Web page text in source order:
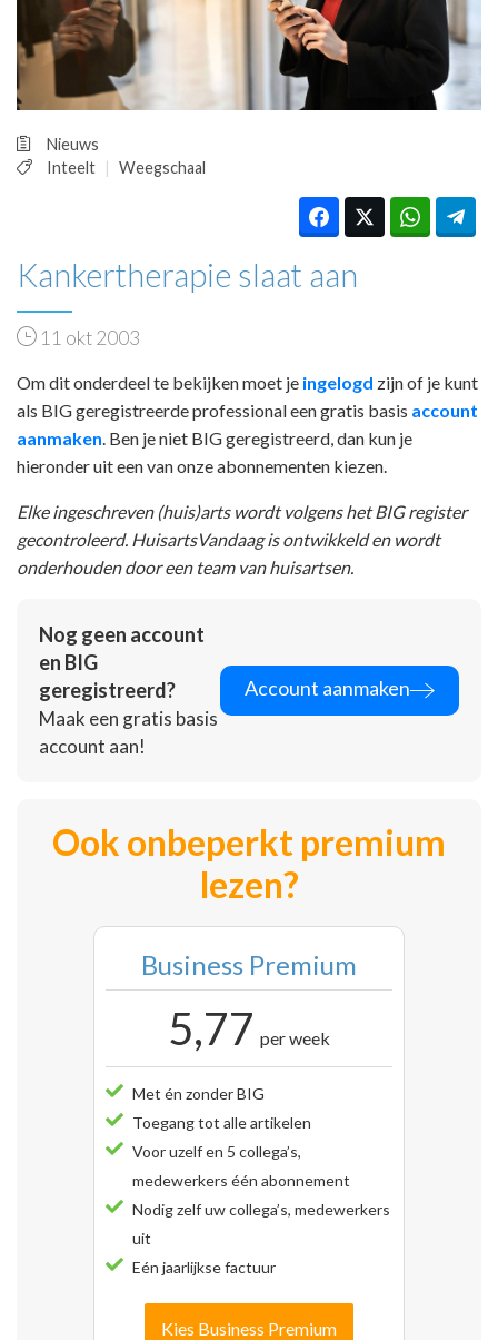
PRAKTIJKZAKEN
TARIEVEN
VPHUISARTSEN
INLOGGEN
Nieuws
Inteelt
Weegschaal
Kankertherapie slaat aan
11 okt 2003
Om dit onderdeel te bekijken moet je ingelogd zijn of je kunt
als BIG geregistreerde professional een gratis basis account
aanmaken . Ben je niet BIG geregistreerd, dan kun je
hieronder uit een van onze abonnementen kiezen.
Elke ingeschreven (huis)arts wordt volgens het BIG register
gecontroleerd. HuisartsVandaag is ontwikkeld en wordt
onderhouden door een team van huisartsen.
Nog geen account
en BIG
geregistreerd?
Maak een gratis basis
account aan!
Account aanmaken
Ook onbeperkt premium
lezen?
Business Premium
5,77 per week
Met én zonder BIG
Toegang tot alle artikelen
Voor uzelf en 5 collega’s,
medewerkers één abonnement
Nodig zelf uw collega’s, medewerkers
uit
Eén jaarlijkse factuur
Kies Business Premium